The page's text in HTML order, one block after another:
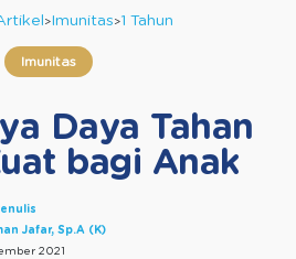
Imunitas 1 Tahun
Imunitas
Daya Tahan
bagi Anak
Jafar, Sp.A (K)
2021